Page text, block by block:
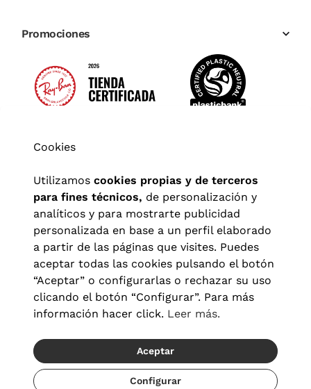
Recíbelo del 22/08 al 24/08
Promociones
Aviso legal| Política de privacidad Términos y condiciones
Política de cookies|Configuración de cookies
© 2026 Visionlab España
Cookies
Utilizamos cookies propias y de terceros
para fines técnicos, de personalización y
analíticos y para mostrarte publicidad
personalizada en base a un perfil elaborado
a partir de las páginas que visites. Puedes
aceptar todas las cookies pulsando el botón
“Aceptar” o configurarlas o rechazar su uso
clicando el botón “Configurar”. Para más
información hacer click. Leer más.
Aceptar
Configurar